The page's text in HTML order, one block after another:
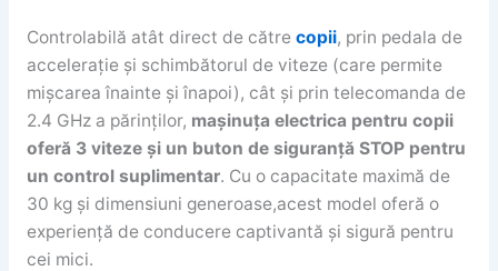
Controlabilă atât direct de către copii, prin pedala de
accelerație și schimbătorul de viteze (care permite
mișcarea înainte și înapoi), cât și prin telecomanda de
2.4 GHz a părinților, mașinuța electrica pentru copii
oferă 3 viteze și un buton de siguranță STOP pentru
un control suplimentar. Cu o capacitate maximă de
30 kg și dimensiuni generoase,acest model oferă o
experiență de conducere captivantă și sigură pentru
cei mici.